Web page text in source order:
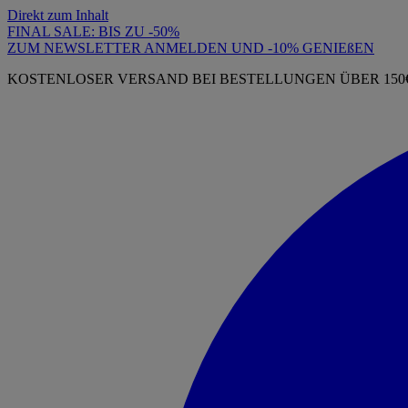
Direkt zum Inhalt
FINAL SALE: BIS ZU -50%
ZUM NEWSLETTER ANMELDEN UND -10% GENIEßEN
KOSTENLOSER VERSAND BEI BESTELLUNGEN ÜBER